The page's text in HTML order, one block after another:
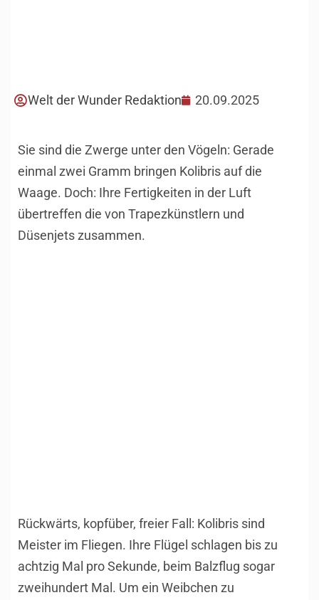
Welt der Wunder Redaktion 20.09.2025
Sie sind die Zwerge unter den Vögeln: Gerade
einmal zwei Gramm bringen Kolibris auf die
Waage. Doch: Ihre Fertigkeiten in der Luft
übertreffen die von Trapezkünstlern und
Düsenjets zusammen.
Rückwärts, kopfüber, freier Fall: Kolibris sind
Meister im Fliegen. Ihre Flügel schlagen bis zu
achtzig Mal pro Sekunde, beim Balzflug sogar
zweihundert Mal. Um ein Weibchen zu